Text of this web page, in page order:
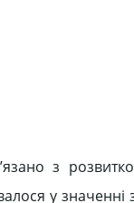
з
у значенні